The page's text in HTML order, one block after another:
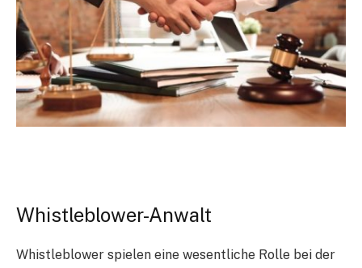
Whistleblower-Anwalt
Whistleblower spielen eine wesentliche Rolle bei der